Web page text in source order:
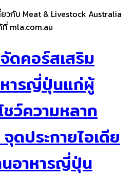
วกับ Meat & Livestock Australia
ที่ mla.com.au
ดคอร์สเสริม
หารญี่ปุ่นแก่ผู้
ว์ความหลาก
ดประกายไอเดีย
อาหารญี่ปุ่น